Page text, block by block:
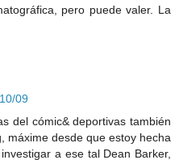
pero puede valer. La
09
del cómic& deportivas también
máxime desde que estoy hecha
a ese tal Dean Barker,